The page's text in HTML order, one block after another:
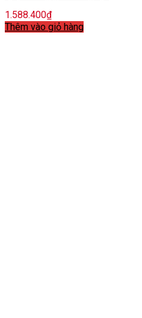
1.588.400₫
Thêm vào giỏ hàng